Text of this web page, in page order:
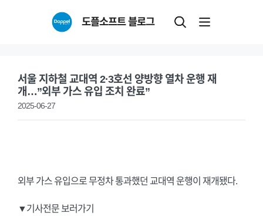
도플소프트 블로그
서울 지하철 교대역 2·3호선 양방향 열차 운행 재
개…”외부 가스 유입 조치 완료”
2025-06-27
외부 가스 유입으로 무정차 통과했던 교대역 운행이 재개됐다.
▼기사전문 보러가기